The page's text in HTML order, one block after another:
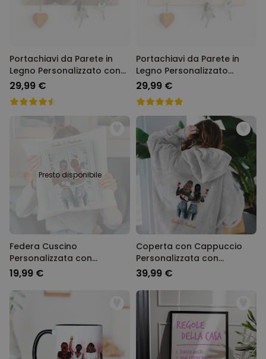
Portachiavi da Parete in
Legno Personalizzato con
Foto e Testo
29,99 €
Portachiavi da Parete in
Legno Personalizzato
Mandala con Foto e Testo
29,99 €
Presto disponibile
Federa Cuscino
Personalizzata con
Illustrazione invernale di
19,99 €
Coperta con Cappuccio
Personalizzata con
Illustrazione di due Amiche
39,99 €